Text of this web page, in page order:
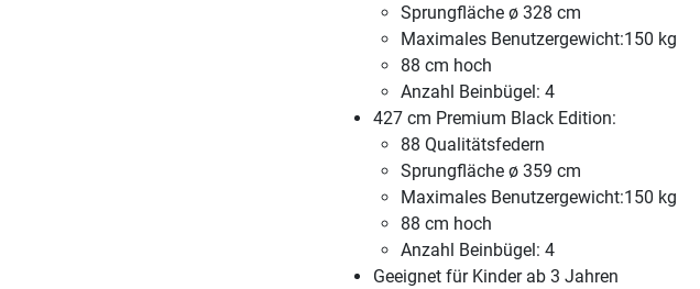
Sprungfläche ø 328 cm
Maximales Benutzergewicht:150 kg
88 cm hoch
Anzahl Beinbügel: 4
427 cm Premium Black Edition:
88 Qualitätsfedern
Sprungfläche ø 359 cm
Maximales Benutzergewicht:150 kg
88 cm hoch
Anzahl Beinbügel: 4
Geeignet für Kinder ab 3 Jahren